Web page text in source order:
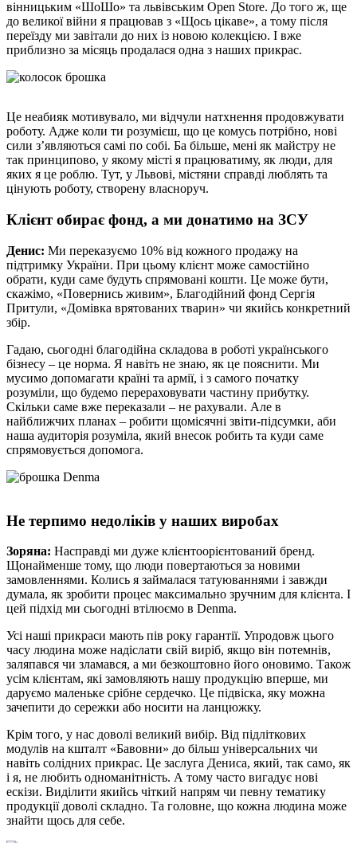
вінницьким «ШоШо» та львівським Open Store. До того ж, ще
до великої війни я працював з «Щось цікаве», а тому після
переїзду ми завітали до них із новою колекцією. І вже
приблизно за місяць продалася одна з наших прикрас.
Це неабияк мотивувало, ми відчули натхнення продовжувати
роботу. Адже коли ти розумієш, що це комусь потрібно, нові
сили з’являються самі по собі. Ба більше, мені як майстру не
так принципово, у якому місті я працюватиму, як люди, для
яких я це роблю. Тут, у Львові, містяни справді люблять та
цінують роботу, створену власноруч.
Клієнт обирає фонд, а ми донатимо на ЗСУ
Денис: Ми переказуємо 10% від кожного продажу на
підтримку України. При цьому клієнт може самостійно
обрати, куди саме будуть спрямовані кошти. Це може бути,
скажімо, «Повернись живим», Благодійний фонд Сергія
Притули, «Домівка врятованих тварин» чи якийсь конкретний
збір.
Гадаю, сьогодні благодійна складова в роботі українського
бізнесу – це норма. Я навіть не знаю, як це пояснити. Ми
мусимо допомагати країні та армії, і з самого початку
розуміли, що будемо перераховувати частину прибутку.
Скільки саме вже переказали – не рахували. Але в
найближчих планах – робити щомісячні звіти-підсумки, аби
наша аудиторія розуміла, який внесок робить та куди саме
спрямовується допомога.
Не терпимо недоліків у наших виробах
Зоряна: Насправді ми дуже клієнтоорієнтований бренд.
Щонайменше тому, що люди повертаються за новими
замовленнями. Колись я займалася татуюваннями і завжди
думала, як зробити процес максимально зручним для клієнта. І
цей підхід ми сьогодні втілюємо в Denmа.
Усі наші прикраси мають пів року гарантії. Упродовж цього
часу людина може надіслати свій виріб, якщо він потемнів,
заляпався чи зламався, а ми безкоштовно його оновимо. Також
усім клієнтам, які замовляють нашу продукцію вперше, ми
даруємо маленьке срібне сердечко. Це підвіска, яку можна
зачепити до сережки або носити на ланцюжку.
Крім того, у нас доволі великий вибір. Від підліткових
модулів на кшталт «Бавовни» до більш універсальних чи
навіть солідних прикрас. Це заслуга Дениса, який, так само, як
і я, не любить одноманітність. А тому часто вигадує нові
ескізи. Виділити якийсь чіткий напрям чи певну тематику
продукції доволі складно. Та головне, що кожна людина може
знайти щось для себе.